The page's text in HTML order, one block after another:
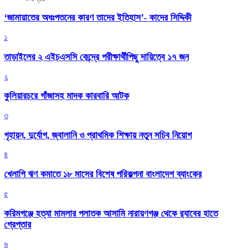
‘জামায়াতের অধঃপতনের কারণ তাদের ইতিহাস’- কাদের সিদ্দিকী
১
তাড়াইলের ২ এইচএসসি কেন্দ্রে পরীক্ষার্থীপিছু দায়িত্বে ১৭ জন
২
কুলিয়ারচরে গাঁজাসহ মাদক কারবারি আটক
৩
গৃহায়ন, দুর্যোগ, জ্বালানি ও প্রাথমিক শিক্ষায় নতুন সচিব নিয়োগ
৪
খেলাপি ঋণ কমাতে ১৮ মাসের বিশেষ পরিকল্পনা বাংলাদেশ ব্যাংকের
৫
করিমগঞ্জে হত্যা মামলার পলাতক আসামি নারায়ণগঞ্জ থেকে র‌্যাবের হাতে
গ্রেপ্তার
৬